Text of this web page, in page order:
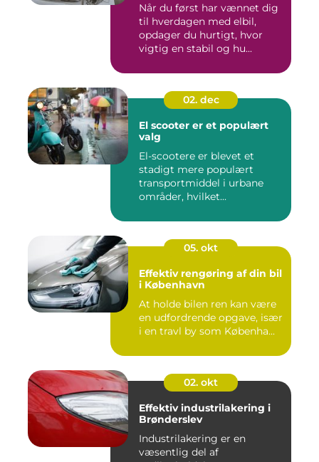
Når du først har vænnet dig
til hverdagen med elbil,
opdager du hurtigt, hvor
vigtig en stabil og hu...
02. dec
El scooter er et populært
valg
El-scootere er blevet et
stadigt mere populært
transportmiddel i urbane
områder, hvilket...
05. okt
Effektiv rengøring af din bil
i København
At holde bilen ren kan være
en udfordrende opgave, især
i en travl by som Københa...
02. okt
Effektiv industrilakering i
Brønderslev
Industrilakering er en
væsentlig del af